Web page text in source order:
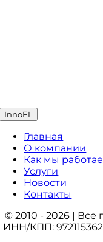
InnoEL
Главная
О компании
Как мы
Услуги
Новости
Контакты
© 2010 - 2026 |
ИНН/КПП: